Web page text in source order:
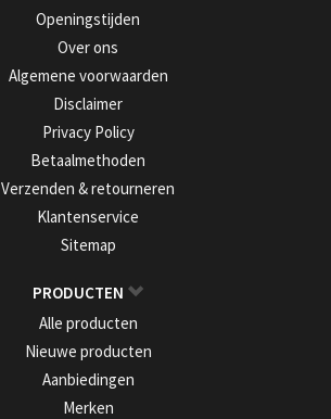
Openingstijden
Over ons
Algemene voorwaarden
Disclaimer
Privacy Policy
Betaalmethoden
Verzenden & retourneren
Klantenservice
Sitemap
PRODUCTEN
Alle producten
Nieuwe producten
Aanbiedingen
Merken